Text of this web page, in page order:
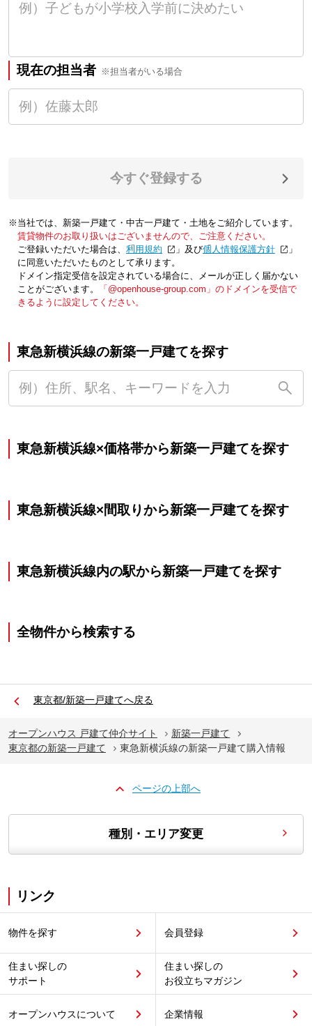
現在の担当者 ※担当者がいる場合
今すぐ登録する
※当社では、新築一戸建て・中古一戸建て・土地をご紹介しています。
賃貸物件のお取り扱いはございませんので、ご注意ください。
ご登録いただいた場合は、「利用規約 」及び「個人情報保護方針
」
に同意いただいたものとして承ります。
ドメイン指定受信を設定されている場合に、メールが正しく届かない
ことがございます。
「@openhouse-group.com」のドメインを受信で
きるように設定してください。
東急新横浜線の新築一戸建てを探す
東急新横浜線×価格帯から新築一戸建てを探す
東急新横浜線×間取りから新築一戸建てを探す
東急新横浜線内の駅から新築一戸建てを探す
全物件から検索する
東京都/新築一戸建てへ戻る
オープンハウス 戸建て仲介サイト
新築一戸建て
東京都の新築一戸建て
東急新横浜線の新築一戸建て購入情報
ページの上部へ
種別・エリア変更
リンク
物件を探す 会員登録
住まい探しの
サポート
住まい探しの
お役立ちマガジン
オープンハウスについて 企業情報